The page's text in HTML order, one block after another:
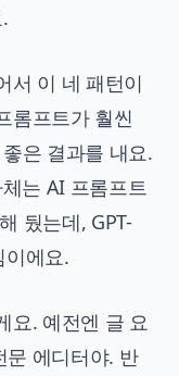
서 이 네 패턴이
롬프트가 훨씬
은 결과를 내요.
는 AI 프롬프트
뒀는데, GPT-
이에요.
요. 예전엔 글 요
문 에디터야. 반